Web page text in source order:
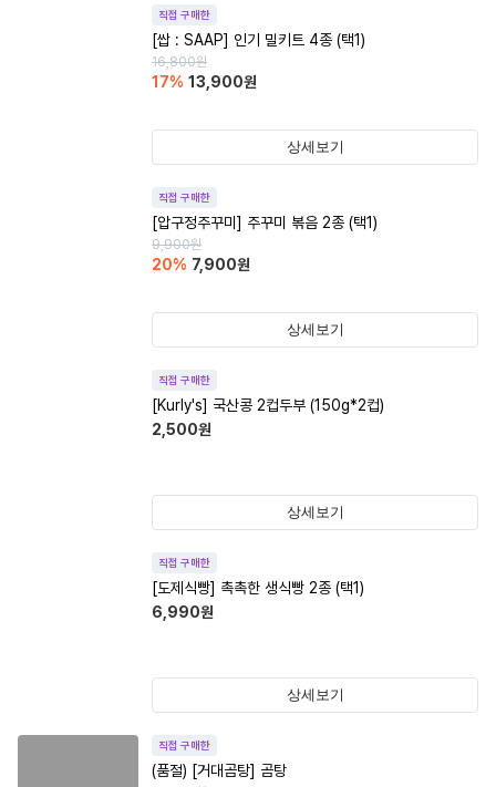
직접 구매한
[쌉 : SAAP] 인기 밀키트 4종 (택1)
16,800원
17% 13,900원
상세보기
직접 구매한
[압구정주꾸미] 주꾸미 볶음 2종 (택1)
9,900원
20% 7,900원
상세보기
직접 구매한
[Kurly's] 국산콩 2컵두부 (150g*2컵)
2,500원
상세보기
직접 구매한
[도제식빵] 촉촉한 생식빵 2종 (택1)
6,990원
상세보기
직접 구매한
(품절) [거대곰탕] 곰탕